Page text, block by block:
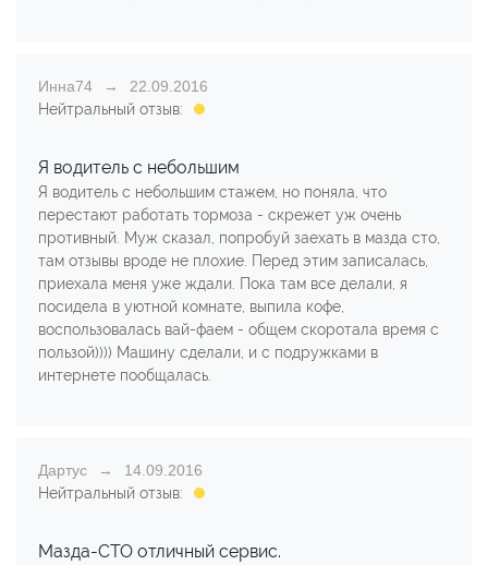
Инна74
22.09.2016
Нейтральный отзыв:
Я водитель с небольшим
Я водитель с небольшим стажем, но поняла, что
перестают работать тормоза - скрежет уж очень
противный. Муж сказал, попробуй заехать в мазда сто,
там отзывы вроде не плохие. Перед этим записалась,
приехала меня уже ждали. Пока там все делали, я
посидела в уютной комнате, выпила кофе,
воспользовалась вай-фаем - общем скоротала время с
пользой)))) Машину сделали, и с подружками в
интернете пообщалась.
Дартус
14.09.2016
Нейтральный отзыв:
Мазда-СТО отличный сервис.